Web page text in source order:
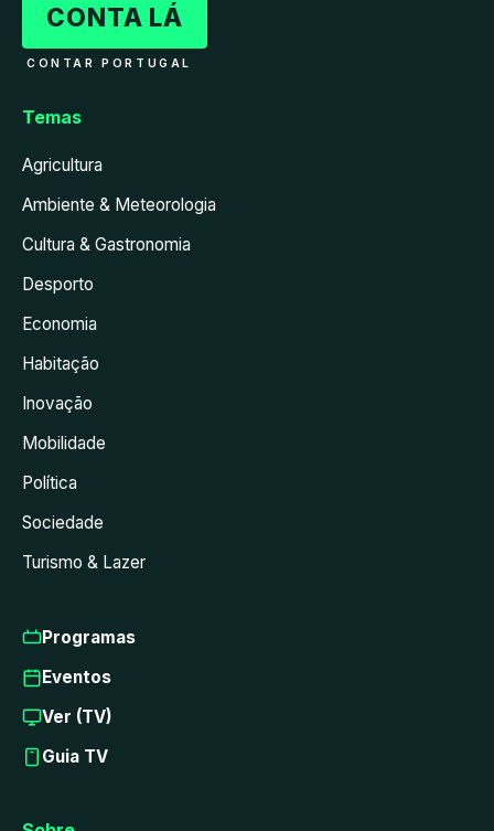
CONTA LÁ
CONTAR PORTUGAL
Temas
Agricultura
Ambiente & Meteorologia
Cultura & Gastronomia
Desporto
Economia
Habitação
Inovação
Mobilidade
Política
Sociedade
Turismo & Lazer
Programas
Eventos
Ver (TV)
Guia TV